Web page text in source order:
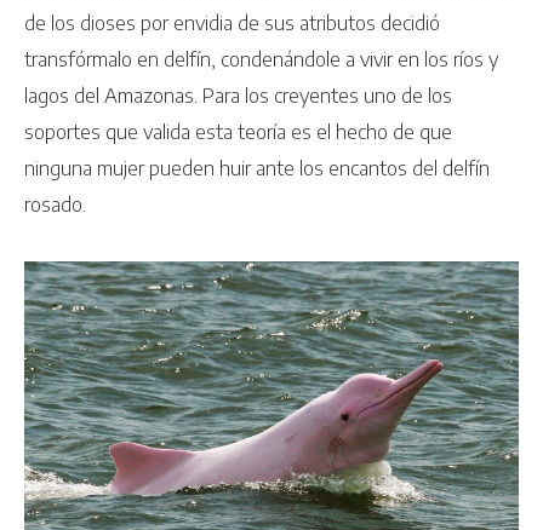
de los dioses por envidia de sus atributos decidió
transfórmalo en delfín, condenándole a vivir en los ríos y
lagos del Amazonas. Para los creyentes uno de los
soportes que valida esta teoría es el hecho de que
ninguna mujer pueden huir ante los encantos del delfín
rosado.